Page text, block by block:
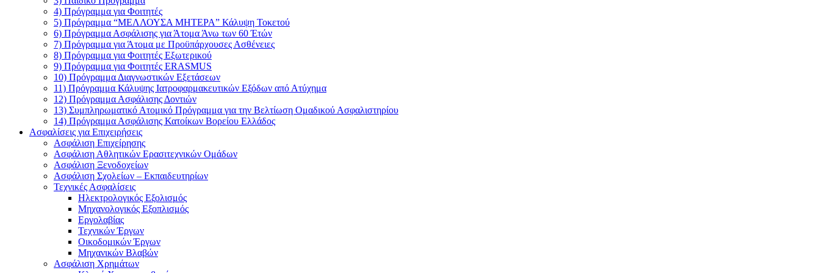
4) Πρόγραμμα για Φοιτητές
5) Πρόγραμμα “ΜΕΛΛΟΥΣΑ ΜΗΤΕΡΑ” Κάλυψη Τοκετού
6) Πρόγραμμα Ασφάλισης για Άτομα Άνω των 60 Έτών
7) Πρόγραμμα για Άτομα με Προϋπάρχουσες Ασθένειες
8) Πρόγραμμα για Φοιτητές Εξωτερικού
9) Πρόγραμμα για Φοιτητές ERASMUS
10) Πρόγραμμα Διαγνωστικών Εξετάσεων
11) Πρόγραμμα Κάλυψης Ιατροφαρμακευτικών Εξόδων από Ατύχημα
12) Πρόγραμμα Ασφάλισης Δοντιών
13) Συμπληρωματικό Ατομικό Πρόγραμμα για την Βελτίωση Ομαδικού Ασφαλιστηρίου
14) Πρόγραμμα Ασφάλισης Κατοίκων Βορείου Ελλάδος
Ασφαλίσεις για Επιχειρήσεις
Ασφάλιση Επιχείρησης
Ασφάλιση Αθλητικών Ερασιτεχνικών Ομάδων
Ασφάλιση Ξενοδοχείων
Ασφάλιση Σχολείων – Εκπαιδευτηρίων
Τεχνικές Ασφαλίσεις
Ηλεκτρολογικός Εξολισμός
Μηχανολογικός Εξοπλισμός
Εργολαβίας
Τεχνικών Έργων
Οικοδομικών Έργων
Μηχανικών Βλαβών
Ασφάλιση Χρημάτων